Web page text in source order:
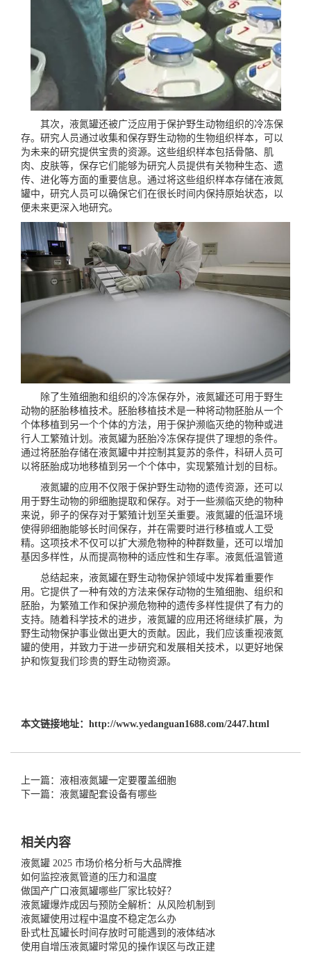
其次，液氮罐还被广泛应用于保护野生动物组织的冷冻保
存。研究人员通过收集和保存野生动物的生物组织样本，可以
为未来的研究提供宝贵的资源。这些组织样本包括骨骼、肌
肉、皮肤等，保存它们能够为研究人员提供有关物种生态、遗
传、进化等方面的重要信息。通过将这些组织样本存储在液氮
罐中，研究人员可以确保它们在很长时间内保持原始状态，以
便未来更深入地研究。
除了生殖细胞和组织的冷冻保存外，液氮罐还可用于野生
动物的胚胎移植技术。胚胎移植技术是一种将动物胚胎从一个
个体移植到另一个个体的方法，用于保护濒临灭绝的物种或进
行人工繁殖计划。液氮罐为胚胎冷冻保存提供了理想的条件。
通过将胚胎存储在液氮罐中并控制其复苏的条件，科研人员可
以将胚胎成功地移植到另一个个体中，实现繁殖计划的目标。
液氮罐的应用不仅限于保护野生动物的遗传资源，还可以
用于野生动物的卵细胞提取和保存。对于一些濒临灭绝的物种
来说，卵子的保存对于繁殖计划至关重要。液氮罐的低温环境
使得卵细胞能够长时间保存，并在需要时进行移植或人工受
精。这项技术不仅可以扩大濒危物种的种群数量，还可以增加
基因多样性，从而提高物种的适应性和生存率。 液氮低温管道
总结起来，液氮罐在野生动物保护领域中发挥着重要作
用。它提供了一种有效的方法来保存动物的生殖细胞、组织和
胚胎，为繁殖工作和保护濒危物种的遗传多样性提供了有力的
支持。随着科学技术的进步，液氮罐的应用还将继续扩展，为
野生动物保护事业做出更大的贡献。因此，我们应该重视液氮
罐的使用，并致力于进一步研究和发展相关技术，以更好地保
护和恢复我们珍贵的野生动物资源。
本文链接地址： http://www.yedanguan1688.com/2447.html
上一篇：液相液氮罐一定要覆盖细胞
下一篇：液氮罐配套设备有哪些
相关内容
液氮罐 2025 市场价格分析与大品牌推
如何监控液氮管道的压力和温度
做国产广口液氮罐哪些厂家比较好？
液氮罐爆炸成因与预防全解析：从风险机制到
液氮罐使用过程中温度不稳定怎么办
卧式杜瓦罐长时间存放时可能遇到的液体结冰
使用自增压液氮罐时常见的操作误区与改正建